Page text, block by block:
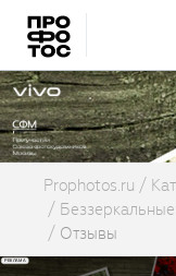
Prophotos.ru
Отзывы